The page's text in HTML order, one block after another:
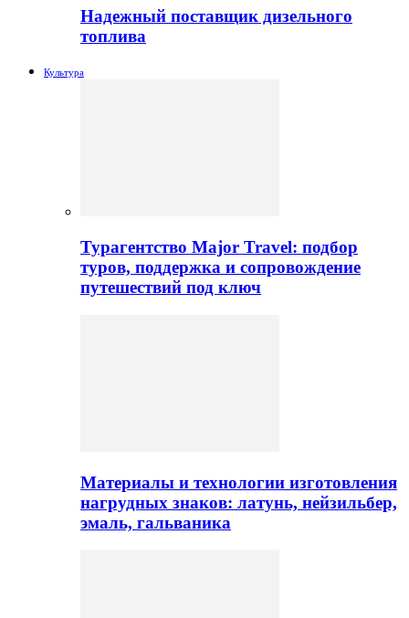
Надежный поставщик дизельного
топлива
Культура
Турагентство Major Travel: подбор
туров, поддержка и сопровождение
путешествий под ключ
Материалы и технологии изготовления
нагрудных знаков: латунь, нейзильбер,
эмаль, гальваника